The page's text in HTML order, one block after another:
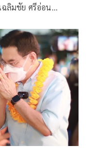
ลิมชัย ศรีอ่อน
าการกระทรวง
นายเดชอิศม์ ขาวทอง